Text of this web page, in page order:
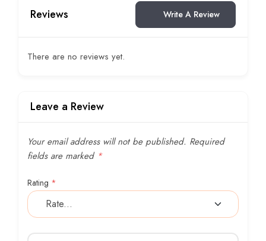
Reviews Write A Review
There are no reviews yet.
Leave a Review
Your email address will not be published. Required
fields are marked *
Rating *